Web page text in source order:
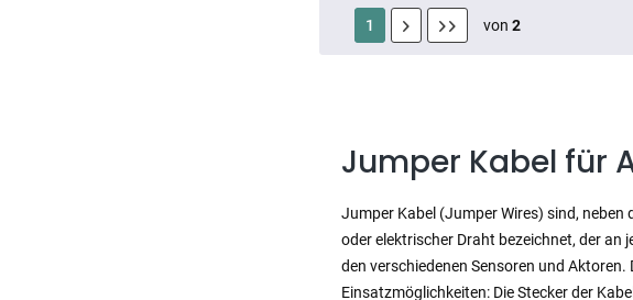
1 von 2
Jumper Kabel für
Jumper Kabel (Jumper Wires) sind,
oder elektrischer Draht bezeichnet, der an
den verschiedenen Sensoren und
Einsatzmöglichkeiten: Die Stecker der